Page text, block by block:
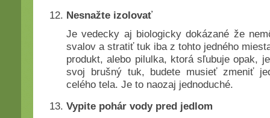
Nesnažte izolovať
Je vedecky aj biologicky dokázané že
svalov a stratiť tuk iba z tohto jedného
produkt, alebo pilulka, ktorá sľubuje opak,
svoj brušný tuk, budete musieť zmeniť
celého tela. Je to naozaj jednoduché.
Vypite pohár vody pred jedlom